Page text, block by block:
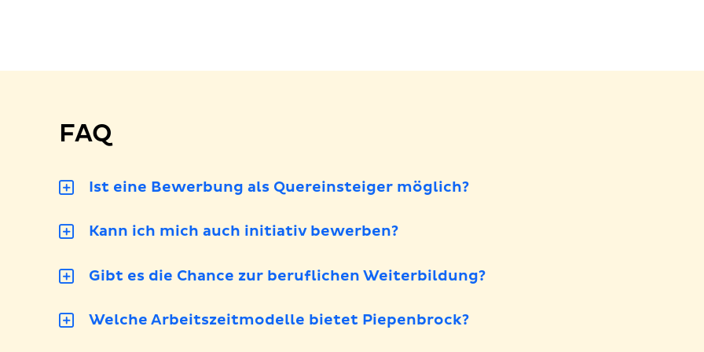
FAQ
Ist eine Bewerbung als Quereinsteiger möglich?
Kann ich mich auch initiativ bewerben?
Gibt es die Chance zur beruflichen Weiterbildung?
Welche Arbeitszeitmodelle bietet Piepenbrock?